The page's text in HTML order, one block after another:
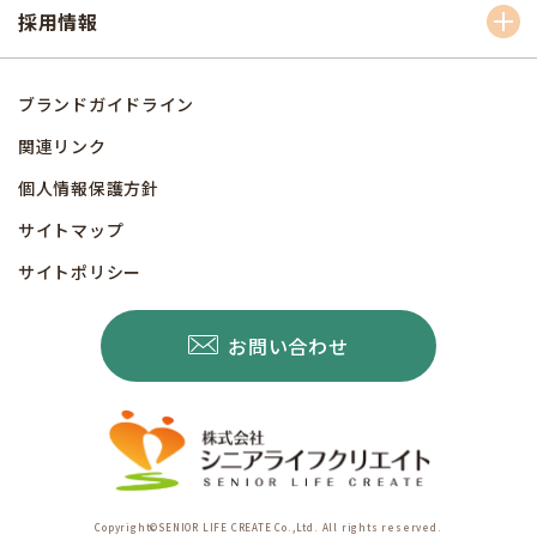
採用情報
ブランドガイドライン
関連リンク
個人情報保護方針
サイトマップ
サイトポリシー
お問い合わせ
Copyright©SENIOR LIFE CREATE Co.,Ltd. All rights reserved.